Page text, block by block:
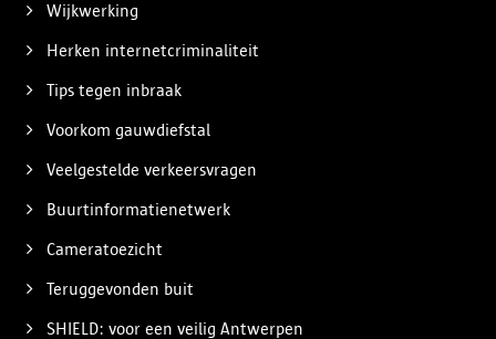
Wijkwerking
Herken internetcriminaliteit
Tips tegen inbraak
Voorkom gauwdiefstal
Veelgestelde verkeersvragen
Buurtinformatienetwerk
Cameratoezicht
Teruggevonden buit
SHIELD: voor een veilig Antwerpen